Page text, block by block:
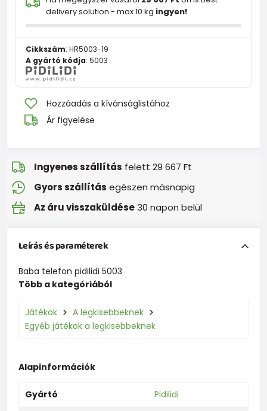
delivery solution - max.10 kg ingyen!
Cikkszám: HR5003-19
A gyártó kódja: 5003
Hozzáadás a kívánságlistához
Ár figyelése
Ingyenes szállítás felett 29 667 Ft
Gyors szállítás egészen másnapig
Az áru visszaküldése30 napon belül
Leírás és paraméterek
Baba telefon pidilidi 5003
Több a kategóriából
Játékok
A legkisebbeknek
Egyéb játékok a legkisebbeknek
Alapinformációk
Gyártó
Pidilidi